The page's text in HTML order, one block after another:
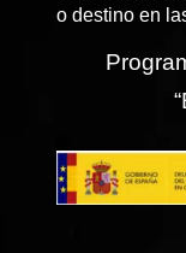
o destino en